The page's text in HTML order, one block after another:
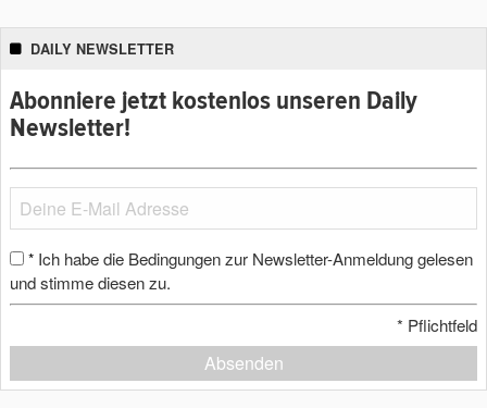
DAILY NEWSLETTER
Abonniere jetzt kostenlos unseren Daily
Newsletter!
* Ich habe die Bedingungen zur Newsletter-Anmeldung gelesen
und stimme diesen zu.
* Pflichtfeld
Absenden